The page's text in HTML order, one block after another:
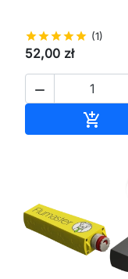
starstarstarstarstar (1)
52,00 zł

